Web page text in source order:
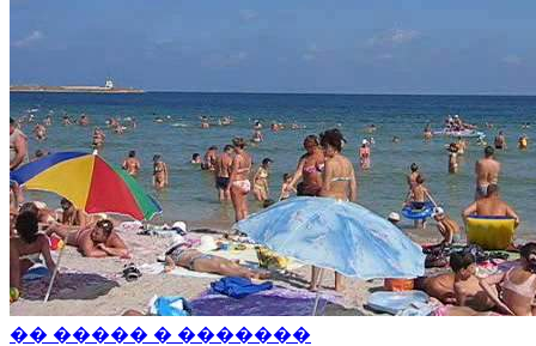
�� ����� � �������